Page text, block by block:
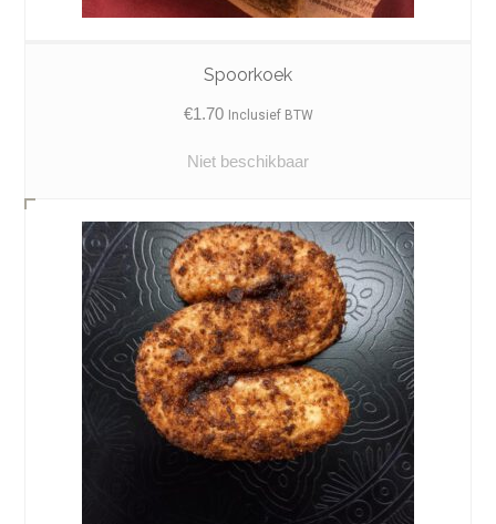
Spoorkoek
€1.70 Inclusief BTW
Niet beschikbaar